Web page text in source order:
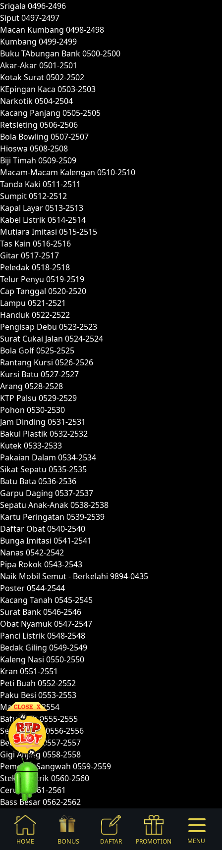
Srigala 0496-2496
Siput 0497-2497
Macan Kumbang 0498-2498
Kumbang 0499-2499
Buku TAbungan Bank 0500-2500
Akar-Akar 0501-2501
Kotak Surat 0502-2502
KEpingan Kaca 0503-2503
Narkotik 0504-2504
Kacang Panjang 0505-2505
Retsleting 0506-2506
Bola Bowling 0507-2507
Hioswa 0508-2508
Biji Timah 0509-2509
Macam-Macam Kalengan 0510-2510
Tanda Kaki 0511-2511
Sumpit 0512-2512
Kapal Layar 0513-2513
Kabel Listrik 0514-2514
Mutiara Imitasi 0515-2515
Tas Kain 0516-2516
Gitar 0517-2517
Peledak 0518-2518
Telur Penyu 0519-2519
Cap Tanggal 0520-2520
Lampu 0521-2521
Handuk 0522-2522
Pengisap Debu 0523-2523
Surat Cukai Jalan 0524-2524
Bola Golf 0525-2525
Rantang Kursi 0526-2526
Kursi Batu 0527-2527
Arang 0528-2528
KTP Palsu 0529-2529
Pohon 0530-2530
Jam Dinding 0531-2531
Bakul Plastik 0532-2532
Kutek 0533-2533
Pakaian Dalam 0534-2534
Sikat Sepatu 0535-2535
Batu Bata 0536-2536
Garpu Daging 0537-2537
Sepatu Anak-Anak 0538-2538
Kartu Peringatan 0539-2539
Daftar Obat 0540-2540
Bunga Imitasi 0541-2541
Nanas 0542-2542
Pipa Rokok 0543-2543
Naik Mobil Semut - Berkelahi 9894-0435
Poster 0544-2544
Kacang Tanah 0545-2545
Surat Bank 0546-2546
Obat Nyamuk 0547-2547
Panci Listrik 0548-2548
Bedak Giling 0549-2549
Kaleng Nasi 0550-2550
Kran 0551-2551
Peti Buah 0552-2552
Paku Besi 0553-2553
Mata 0554-2554
Batu Asah 0555-2555
Sepatu Bayi 0556-2556
Bedak Bayi 0557-2557
Gigi Anjing 0558-2558
Pemasak Sangwah 0559-2559
Steker Listrik 0560-2560
Cerutu 0561-2561
Bass Besar 0562-2562
Lilin Putih 0563-2563
Lilin Merah 0564-2564
Notes Peredaran 0565-2565
HOME BONUS DAFTAR PROMOTION MENU